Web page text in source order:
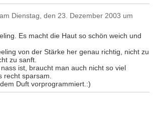
Dienstag, den 23. Dezember 2003 um
Es macht die Haut so schön weich und
von der Stärke her genau richtig, nicht zu
zu sanft.
ist, braucht man auch nicht so viel
recht sparsam.
Duft vorprogrammiert.:)